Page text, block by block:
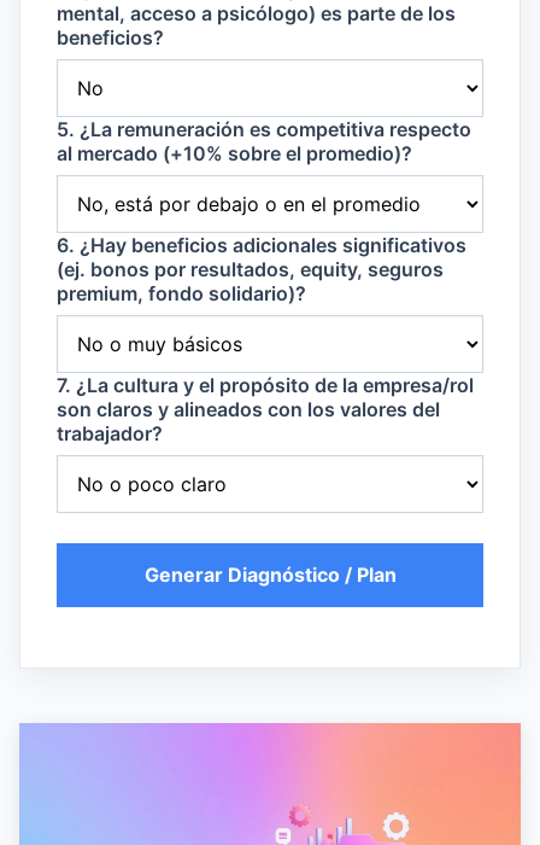
mental, acceso a psicólogo) es parte de los
beneficios?
5. ¿La remuneración es competitiva respecto
al mercado (+10% sobre el promedio)?
6. ¿Hay beneficios adicionales significativos
(ej. bonos por resultados, equity, seguros
premium, fondo solidario)?
7. ¿La cultura y el propósito de la empresa/rol
son claros y alineados con los valores del
trabajador?
Generar Diagnóstico / Plan